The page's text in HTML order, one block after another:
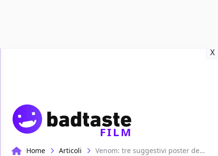
X
FILM
Home Articoli Venom: tre suggestivi poster destinati al mercato cinese